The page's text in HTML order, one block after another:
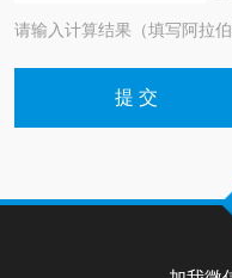
请输入计算结果（填写阿拉